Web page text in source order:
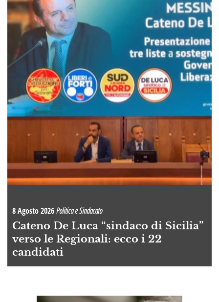
8 Agosto 2026Politica e Sindacato
Cateno De Luca “sindaco di Sicilia”
verso le Regionali: ecco i 22
candidati